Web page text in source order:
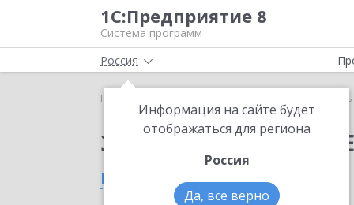
1С:Предприятие 8
Система программ
Россия
Информация на сайте будет
отображаться для региона
Россия
Да, все верно
Главная
Заказать Модуль
в Степногорске